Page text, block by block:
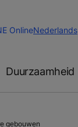
OnlineChange
Nederlands
Duurzaamheid
gebouwen